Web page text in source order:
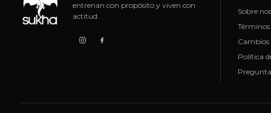
entrenan con propósito y viven con
actitud.
Sobre
Cambios
Política